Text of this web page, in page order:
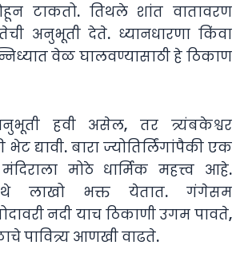
टाकतो. तिथले शांत वातावरण
अनुभूती देते. ध्यानधारणा किंवा
वेळ घालवण्यासाठी हे ठिकाण
हवी असेल, तर त्र्यंबकेश्वर
द्यावी. बारा ज्योतिर्लिंगांपैकी एक
मोठे धार्मिक महत्त्व आहे.
लाखो भक्त येतात. गंगेसम
नदी याच ठिकाणी उगम पावते,
पावित्र्य आणखी वाढते.